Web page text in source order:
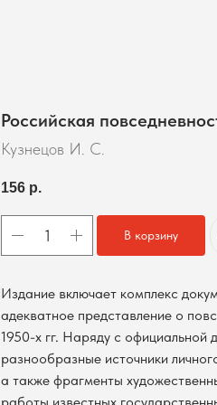
Российская
Кузнецов И. С.
156 р.
В корзину
Издание включает комплекс
адекватное представление о
1950-х гг. Наряду с официальной
разнообразные источники
а также фрагменты